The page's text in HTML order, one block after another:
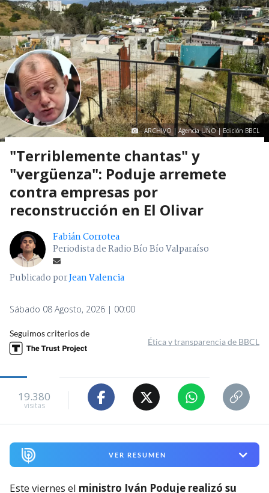
ARCHIVO | Agencia UNO | Edición BBCL
"Terriblemente chantas" y
"vergüenza": Poduje arremete
contra empresas por
reconstrucción en El Olivar
Fabián Corrotea
Periodista de Radio Bío Bío Valparaíso
Publicado porJean Valencia
Sábado 08 Agosto, 2026 | 00:00
Seguimos criterios de
Ética y transparencia de BBCL
19.380
visitas
VER RESUMEN
Este viernes el ministro Iván Poduje realizó su